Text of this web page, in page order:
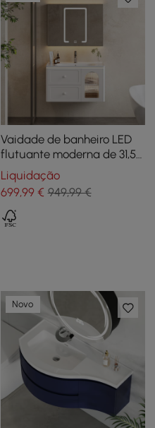
Vaidade de banheiro LED
flutuante moderna de 31,5"
com porta e gavetas de
vidro nervurado
Liquidação
699,99€ 949,99 €
Novo